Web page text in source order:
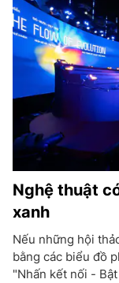
Nghệ thuật
xanh
Nếu những hội
bằng các biểu đồ
"Nhấn kết nối -